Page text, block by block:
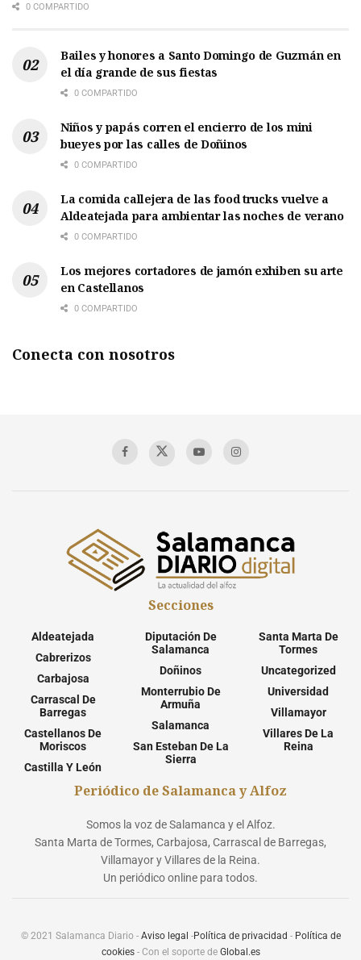
0 COMPARTIDO
Bailes y honores a Santo Domingo de Guzmán en
el día grande de sus fiestas
0 COMPARTIDO
Niños y papás corren el encierro de los mini
bueyes por las calles de Doñinos
0 COMPARTIDO
La comida callejera de las food trucks vuelve a
Aldeatejada para ambientar las noches de verano
0 COMPARTIDO
Los mejores cortadores de jamón exhiben su arte
en Castellanos
0 COMPARTIDO
Conecta con nosotros
Secciones
Aldeatejada
Cabrerizos
Carbajosa
Carrascal De
Barregas
Castellanos De
Moriscos
Castilla Y León
Diputación De
Salamanca
Doñinos
Monterrubio De
Armuña
Salamanca
San Esteban De La
Sierra
Santa Marta De
Tormes
Uncategorized
Universidad
Villamayor
Villares De La
Reina
Periódico de Salamanca y Alfoz
Somos la voz de Salamanca y el Alfoz.
Santa Marta de Tormes, Carbajosa, Carrascal de Barregas,
Villamayor y Villares de la Reina.
Un periódico online para todos.
© 2021 Salamanca Diario - Aviso legal -Política de privacidad - Política de
cookies- Con el soporte de Global.es